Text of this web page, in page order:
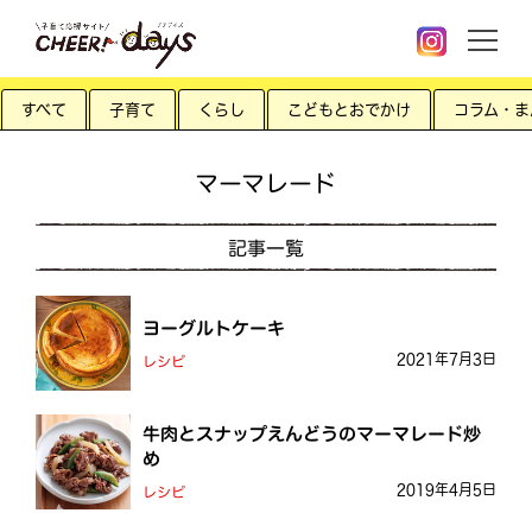
すべて 子育て くらし こどもとおでかけ コラム・
マーマレード
記事一覧
ヨーグルトケーキ
レシピ 2021年7月3日
牛肉とスナップえんどうのマーマレード炒
め
レシピ 2019年4月5日